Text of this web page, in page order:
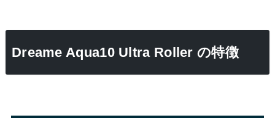
Dreame Aqua10 Ultra Roller の特徴